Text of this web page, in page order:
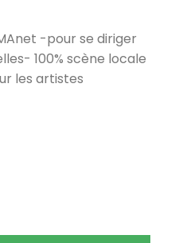
-pour se diriger
100% scène locale
les artistes